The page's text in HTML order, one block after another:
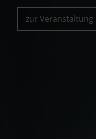
zur Veranstaltung